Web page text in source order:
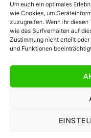
Um euch ein optimales
wie Cookies, um
zuzugreifen. Wenn ihr
wie das Surfverhalten auf
Zustimmung nicht erteilt
und Funktionen
Unser Archiv
Kurze Fuffzehn
Beiträge 2007/
Beiträge vor